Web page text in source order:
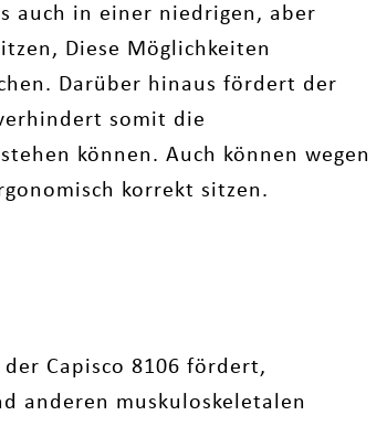
auch in einer niedrigen, aber
Diese Möglichkeiten
Darüber hinaus fördert der
somit die
können. Auch können wegen
korrekt sitzen.
Capisco 8106 fördert,
anderen muskuloskeletalen